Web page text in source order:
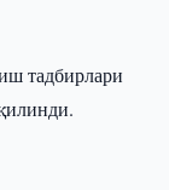
тадбирлари